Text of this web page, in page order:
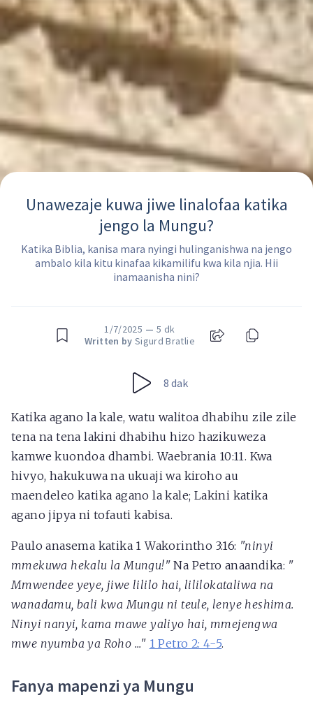
Unawezaje kuwa jiwe linalofaa katika
jengo la Mungu?
Katika Biblia, kanisa mara nyingi hulinganishwa na jengo
ambalo kila kitu kinafaa kikamilifu kwa kila njia. Hii
inamaanisha nini?
1/7/2025 — 5 dk
Written by Sigurd Bratlie
8 dak
Katika agano la kale, watu walitoa dhabihu zile zile
tena na tena lakini dhabihu hizo hazikuweza
kamwe kuondoa dhambi. Waebrania 10:11. Kwa
hivyo, hakukuwa na ukuaji wa kiroho au
maendeleo katika agano la kale; Lakini katika
agano jipya ni tofauti kabisa.
Paulo anasema katika 1 Wakorintho 3:16: "ninyi
mmekuwa hekalu la Mungu!" Na Petro anaandika: "
Mmwendee yeye, jiwe lililo hai, lililokataliwa na
wanadamu, bali kwa Mungu ni teule, lenye heshima.
Ninyi nanyi, kama mawe yaliyo hai, mmejengwa
mwe nyumba ya Roho ..." 1 Petro 2: 4-5.
Fanya mapenzi ya Mungu